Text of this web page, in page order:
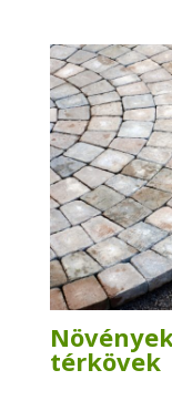
térkövek